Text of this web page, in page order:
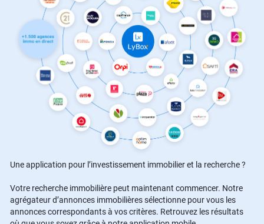
Une application pour l’investissement immobilier et la recherche ?
Votre recherche immobilière peut maintenant commencer. Notre
agrégateur d’annonces immobilières sélectionne pour vous les
annonces correspondants à vos critères. Retrouvez les résultats